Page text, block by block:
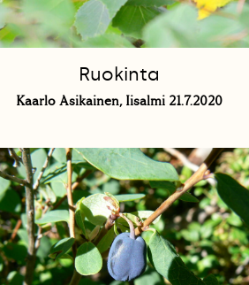
Ruokinta
Kaarlo Asikainen, Iisalmi 21.7.2020